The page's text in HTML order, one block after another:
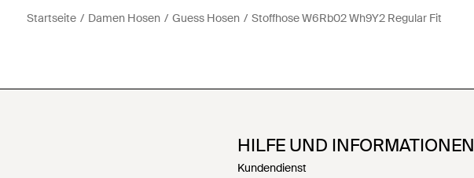
Startseite Damen Hosen Guess Hosen Stoffhose W6Rb02 Wh9Y2 Regular Fit
HILFE UND INFORMATIONEN
Kundendienst